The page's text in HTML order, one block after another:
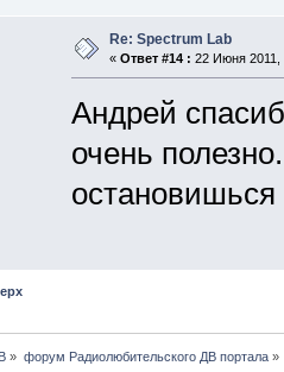
Re: Spectrum Lab
« Ответ #14 : 22 Июня 2011,
Андрей
очень
остановишься
» форум Радиолюбительского ДВ портала»